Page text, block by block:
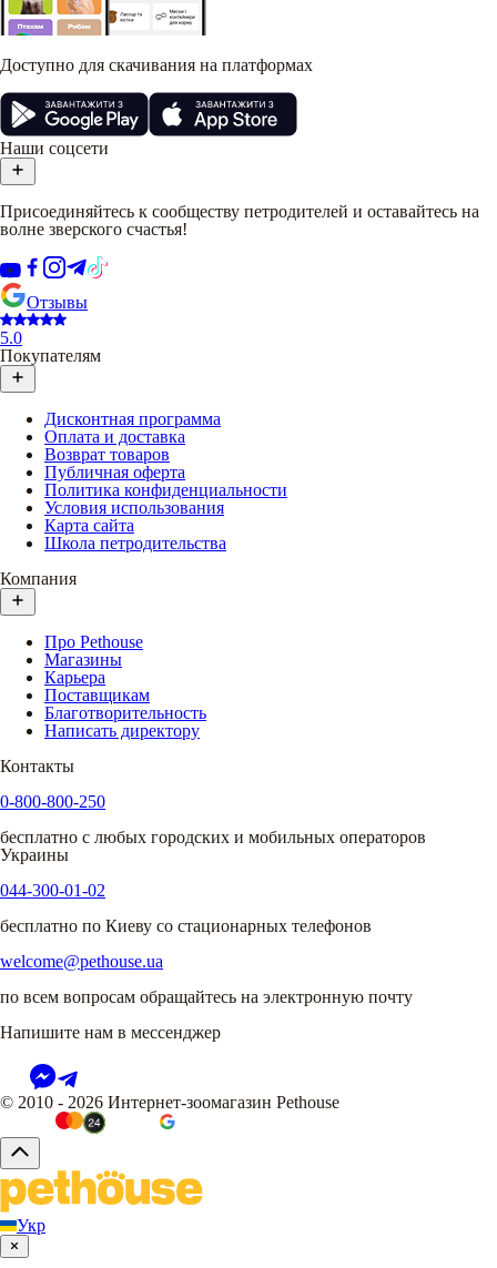
Доступно для скачивания на платформах
Наши соцсети
Присоединяйтесь к сообществу петродителей и оставайтесь на
волне зверского счастья!
Отзывы
5.0
Покупателям
Дисконтная программа
Оплата и доставка
Возврат товаров
Публичная оферта
Политика конфиденциальности
Условия использования
Карта сайта
Школа петродительства
Компания
Про Pethouse
Магазины
Карьера
Поставщикам
Благотворительность
Написать директору
Контакты
0-800-800-250
бесплатно с любых городских и мобильных операторов
Украины
044-300-01-02
бесплатно по Киеву со стационарных телефонов
welcome@pethouse.ua
по всем вопросам обращайтесь на электронную почту
Напишите нам в мессенджер
© 2010 - 2026 Интернет-зоомагазин Pethouse
Укр